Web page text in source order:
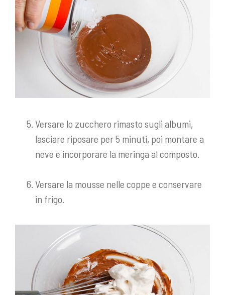
Versare lo zucchero rimasto sugli albumi,
lasciare riposare per 5 minuti, poi montare a
neve e incorporare la meringa al composto.
Versare la mousse nelle coppe e conservare
in frigo.